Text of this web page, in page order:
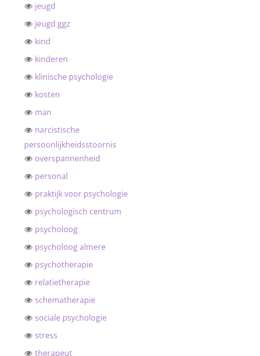
jeugd
jeugd ggz
kind
kinderen
klinische psychologie
kosten
man
narcistische
persoonlijkheidsstoornis
overspannenheid
personal
praktijk voor psychologie
psychologisch centrum
psycholoog
psycholoog almere
psychotherapie
relatietherapie
schematherapie
sociale psychologie
stress
therapeut